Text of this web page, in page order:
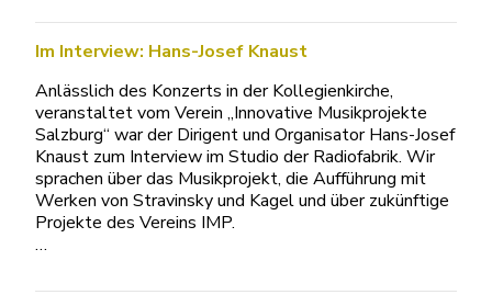
Im Interview: Hans-Josef Knaust
Anlässlich des Konzerts in der Kollegienkirche,
veranstaltet vom Verein „Innovative Musikprojekte
Salzburg“ war der Dirigent und Organisator Hans-Josef
Knaust zum Interview im Studio der Radiofabrik. Wir
sprachen über das Musikprojekt, die Aufführung mit
Werken von Stravinsky und Kagel und über zukünftige
Projekte des Vereins IMP.
…